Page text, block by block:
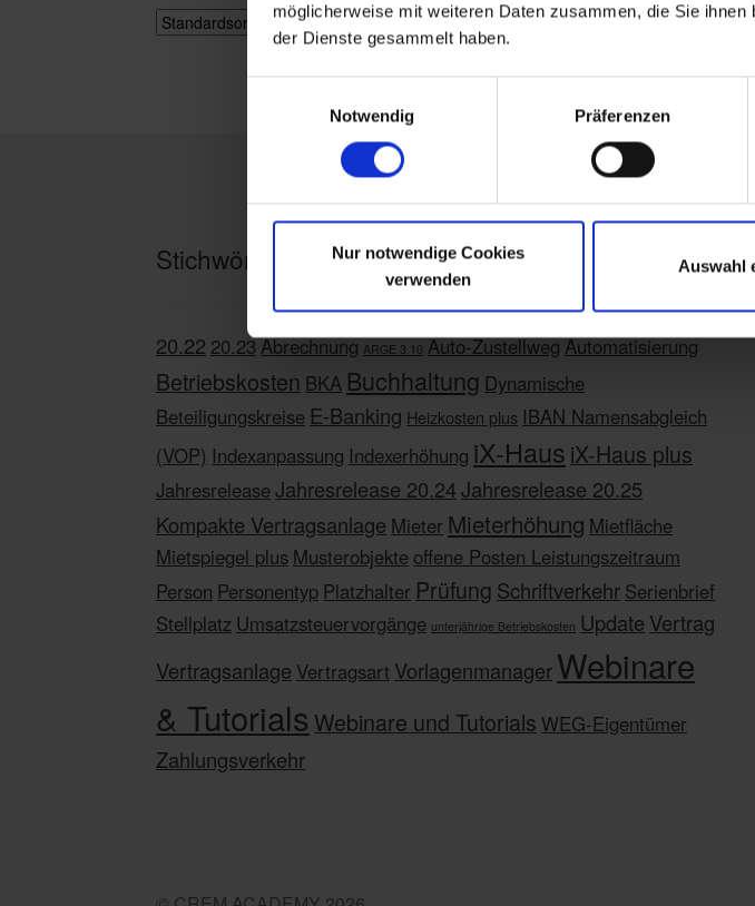
möglicherweise mit weiteren Daten zusammen, die Sie
der Dienste gesammelt haben.
u
n
g
s
u
s
w
h
l
Notwendig Präferenzen
Nur notwendige Cookies
verwenden
Auswahl
Einzelnes Ergebnis wird angezeigt
Stichwörter
20.22 20.23Abrechnung ARGE 3.10 Auto-ZustellwegAutomatisierung
Betriebskosten BKA Buchhaltung Dynamische
Beteiligungskreise E-Banking Heizkosten plus IBAN Namensabgleich
(VOP) Indexanpassung Indexerhöhung iX-Haus iX-Haus plus
JahresreleaseJahresrelease 20.24Jahresrelease 20.25
Kompakte Vertragsanlage Mieter Mieterhöhung Mietfläche
Mietspiegel plus Musterobjekte offene Posten Leistungszeitraum
Person Personentyp Platzhalter Prüfung Schriftverkehr Serienbrief
Stellplatz Umsatzsteuervorgänge unterjährige Betriebskosten Update Vertrag
Vertragsanlage Vertragsart VorlagenmanagerWebinare
& Tutorials Webinare und Tutorials WEG-Eigentümer
Zahlungsverkehr